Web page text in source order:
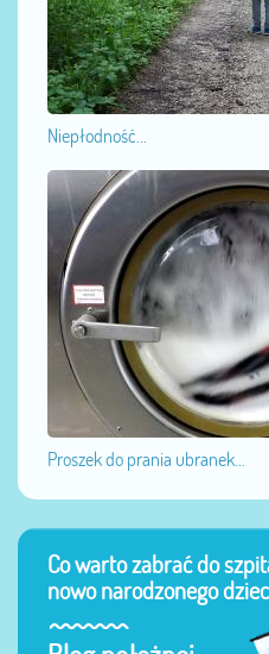
Niepłodność...
Proszek do prania ubranek...
Co warto zabrać do
nowo narodzonego